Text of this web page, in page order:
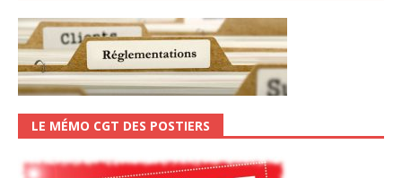
LE MÉMO CGT DES POSTIERS